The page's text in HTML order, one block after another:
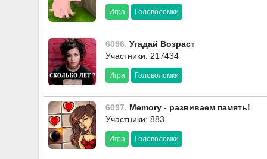
Игра Головоломки
6096. Угадай Возраст
Участники: 217434
Игра Головоломки
6097. Memory - развиваем память!
Участники: 883
Игра Головоломки